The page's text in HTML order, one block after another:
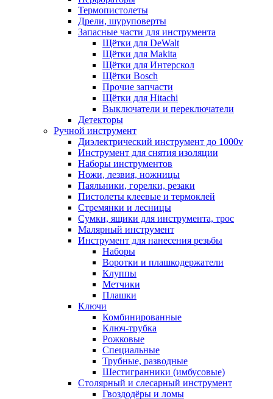
Термопистолеты
Дрели, шуруповерты
Запасные части для инструмента
Щётки для DeWalt
Щётки для Makita
Щётки для Интерскол
Щётки Bosch
Прочие запчасти
Щётки для Hitachi
Выключатели и переключатели
Детекторы
Ручной инструмент
Диэлектрический инструмент до 1000v
Инструмент для снятия изоляции
Наборы инструментов
Ножи, лезвия, ножницы
Паяльники, горелки, резаки
Пистолеты клеевые и термоклей
Стремянки и лесницы
Сумки, ящики для инструмента, трос
Малярный инструмент
Инструмент для нанесения резьбы
Наборы
Воротки и плашкодержатели
Клуппы
Метчики
Плашки
Ключи
Комбинированные
Ключ-трубка
Рожковые
Специальные
Трубные, разводные
Шестигранники (имбусовые)
Столярный и слесарный инструмент
Гвоздодёры и ломы